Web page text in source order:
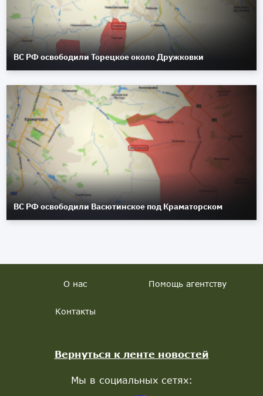
ВС РФ освободили Торецкое около Дружковки
ВС РФ освободили Васютинское под Краматорском
О нас Помощь агентству
Контакты
Вернуться к ленте новостей
Мы в социальных сетях: